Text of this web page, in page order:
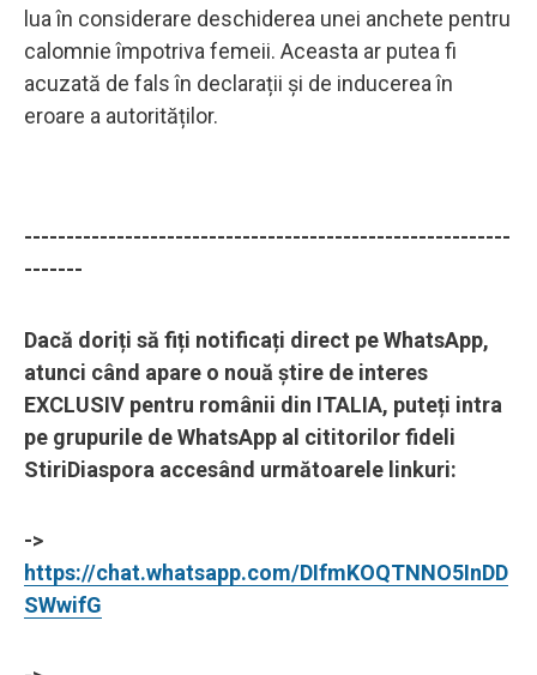
lua în considerare deschiderea unei anchete pentru
calomnie împotriva femeii. Aceasta ar putea fi
acuzată de fals în declarații și de inducerea în
eroare a autorităților.
----------------------------------------------------------
-------
Dacă doriți să fiți notificați direct pe WhatsApp,
atunci când apare o nouă știre de interes
EXCLUSIV pentru românii din ITALIA, puteți intra
pe grupurile de WhatsApp al cititorilor fideli
StiriDiaspora accesând următoarele linkuri:
->
https://chat.whatsapp.com/DIfmKOQTNNO5InDD
SWwifG